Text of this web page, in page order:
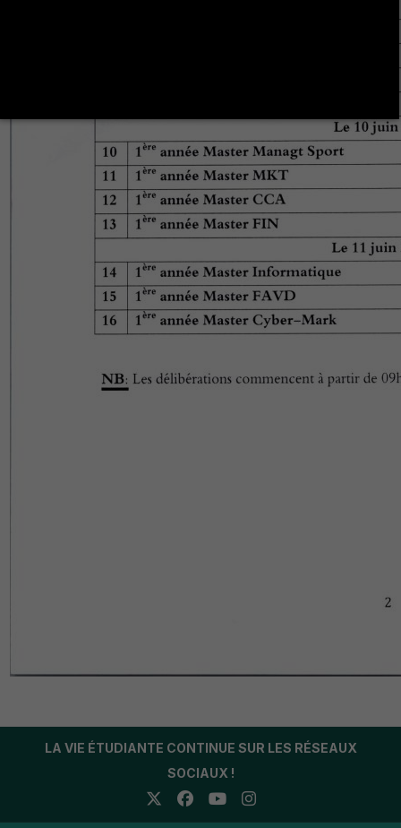
LA VIE ÉTUDIANTE CONTINUE SUR LES RÉSEAUX
SOCIAUX !